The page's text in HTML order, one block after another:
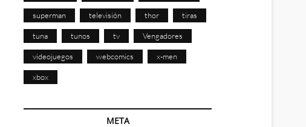
superman televisión thor tiras
tuna tunos tv Vengadores
videojuegos webcomics x-men
xbox
META